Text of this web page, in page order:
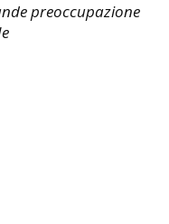
preoccupazione